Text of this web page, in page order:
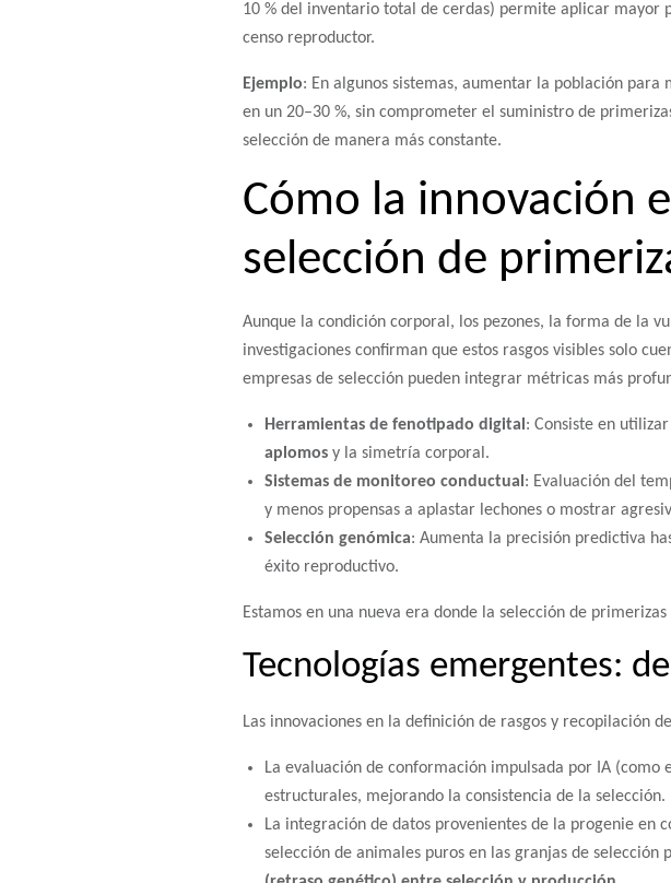
10 % del inventario total de cerdas) permite aplicar mayor
censo reproductor.
Ejemplo: En algunos sistemas, aumentar la población
en un 20–30 %, sin comprometer el suministro de
selección de manera más constante.
Cómo la innovación
selección de
Aunque la condición corporal, los pezones, la forma de la
investigaciones confirman que estos rasgos visibles solo
empresas de selección pueden integrar métricas más
Herramientas de fenotipado digital : Consiste en
aplomos y la simetría corporal.
Sistemas de monitoreo conductual : Evaluación del
y menos propensas a aplastar lechones o mostrar
Selección genómica: Aumenta la precisión predictiva
éxito reproductivo.
Estamos en una nueva era donde la selección de
Tecnologías emergentes:
Las innovaciones en la definición de rasgos y recopilación
La evaluación de conformación impulsada por IA (como
estructurales, mejorando la consistencia de la selección.
La integración de datos provenientes de la progenie en
selección de animales puros en las granjas de